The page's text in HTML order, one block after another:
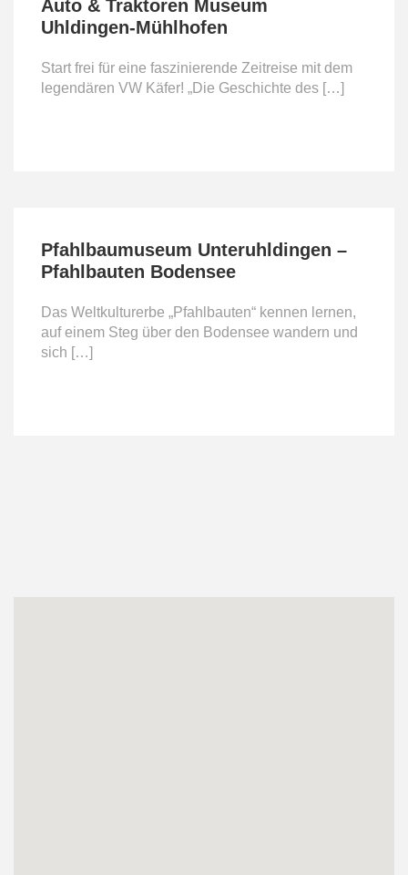
Auto & Traktoren Museum
Uhldingen-Mühlhofen
Start frei für eine faszinierende Zeitreise mit dem
legendären VW Käfer! „Die Geschichte des […]
Pfahlbaumuseum Unteruhldingen –
Pfahlbauten Bodensee
Das Weltkulturerbe „Pfahlbauten“ kennen lernen,
auf einem Steg über den Bodensee wandern und
sich […]